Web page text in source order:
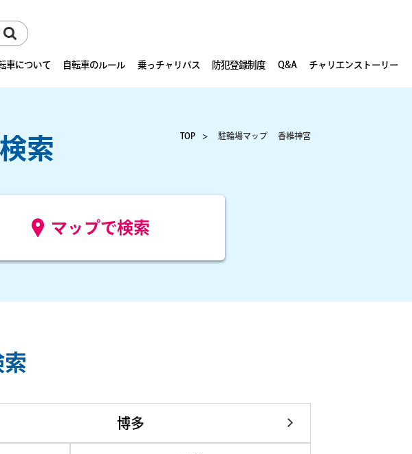
車について 自転車のルール 乗っチャリパス 防犯登録制度 Q&A チャリエンストーリー
TOP 駐輪場マップ 香椎神宮
索
マップで検索
博多